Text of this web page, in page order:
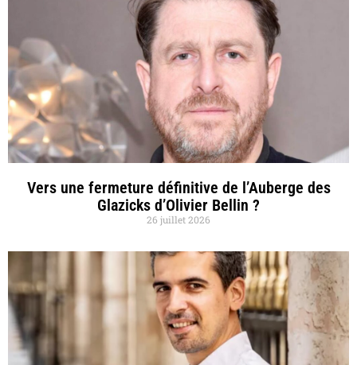
Vers une fermeture définitive de l’Auberge des
Glazicks d’Olivier Bellin ?
26 juillet 2026